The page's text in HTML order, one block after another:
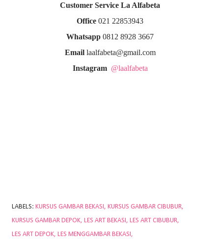
Customer Service La Alfabeta
Office 021 22853943
Whatsapp 0812 8928 3667
Emaillaalfabeta@gmail.com
Instagram @laalfabeta
LABELS: KURSUS GAMBAR BEKASI
KURSUS GAMBAR CIBUBUR
KURSUS GAMBAR DEPOK LES ART BEKASI
LES ART CIBUBUR
LES ART DEPOK LES MENGGAMBAR BEKASI